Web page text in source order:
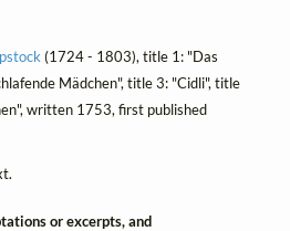
(1724 - 1803), title 1: "Das
Mädchen", title 3: "Cidli", title
written 1753, first published
or excerpts, and